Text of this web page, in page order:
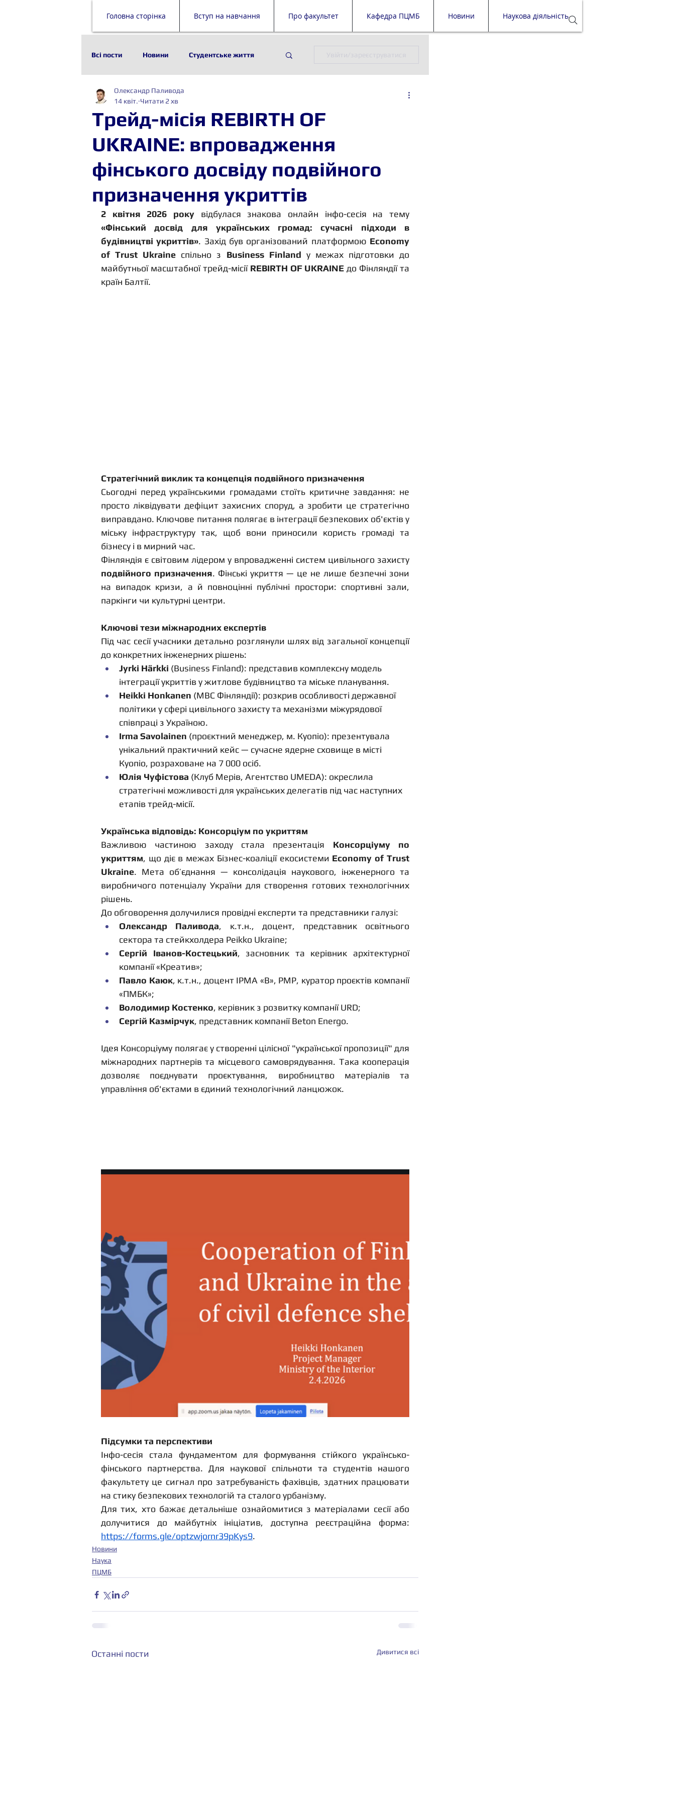
Головна сторінка Вступ на навчання Про факультет Кафедра ПЦМБ Новини Наукова діяльність
Всі пости Новини Студентське життя
Наука Історія
Трейд-місія REBIRTH OF
UKRAINE: впровадження
фінського досвіду подвійного
призначення укриттів
Олександр Паливода
14 квіт. Читати 2 хв
2 квітня 2026 року
«Фінський досвід для українських громад: сучасні підходи в
будівництві укриттів». Захід був організований платформою Economy
of Trust Ukraine спільно з Business Finland у межах підготовки до
майбутньої масштабної трейд-місії REBIRTH OF UKRAINE до Фінляндії та
країн Балтії.
Стратегічний виклик та концепція подвійного призначення
Сьогодні перед українськими громадами стоїть критичне завдання: не
просто ліквідувати дефіцит захисних споруд, а зробити це стратегічно
виправдано. Ключове питання полягає в інтеграції безпекових об'єктів у
міську інфраструктуру так, щоб вони приносили користь громаді та
бізнесу і в мирний час.
подвійного призначення. Фінські укриття — це не лише безпечні зони
на випадок кризи, а й повноцінні публічні простори: спортивні зали,
паркінги чи культурні центри.
Ключові тези міжнародних експертів
Під час сесії учасники детально розглянули шлях від загальної концепції
до конкретних інженерних рішень:
Jyrki Härkki (Business Finland): представив комплексну модель
інтеграції укриттів у житлове будівництво та міське планування.
Heikki Honkanen (МВС Фінляндії): розкрив особливості державної
політики у сфері цивільного захисту та механізми міжурядової
співпраці з Україною.
Irma Savolainen (проєктний менеджер, м. Куопіо): презентувала
унікальний практичний кейс — сучасне ядерне сховище в місті
Куопіо, розраховане на 7 000 осіб.
Юлія Чуфістова (Клуб Мерів, Агентство UMEDA): окреслила
стратегічні можливості для українських делегатів під час наступних
етапів трейд-місії.
Українська відповідь: Консорціум по укриттям
Важливою частиною заходу стала презентація Консорціуму по
укриттям, що діє в межах Бізнес-коаліції екосистеми Economy of Trust
Ukraine. Мета об’єднання — консолідація наукового, інженерного та
виробничого потенціалу України для створення готових технологічних
рішень.
До обговорення долучилися провідні експерти та представники галузі:
Олександр Паливода, к.т.н., доцент, представник освітнього
сектора та стейкхолдера Peikko Ukraine;
Сергій Іванов-Костецький, засновник та керівник архітектурної
компанії «Креатив»;
Павло Каюк, к.т.н., доцент IPMA «В», РМР, куратор проєктів компанії
«ПМБК»;
Володимир Костенко, керівник з розвитку компанії URD;
Сергій Казмірчук, представник компанії Beton Energo.
Ідея Консорціуму полягає у створенні цілісної "української пропозиції" для
міжнародних партнерів та місцевого самоврядування. Така кооперація
дозволяє поєднувати проєктування, виробництво матеріалів та
управління об'єктами в єдиний технологічний ланцюжок.
Підсумки та перспективи
Інфо-сесія стала фундаментом для формування стійкого українсько-
фінського партнерства. Для наукової спільноти та студентів нашого
факультету це сигнал про затребуваність фахівців, здатних працювати
на стику безпекових технологій та сталого урбанізму.
Для тих, хто бажає детальніше ознайомитися з матеріалами сесії або
https://forms.gle/optzwjornr39pKys9.
Новини
Наука
ПЦМБ
Останні пости Дивитися всі